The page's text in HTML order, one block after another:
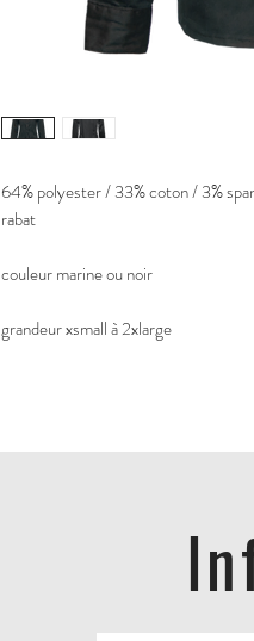
64% polyester / 33% coton / 3%
rabat
couleur marine ou noir
grandeur xsmall à 2xlarge